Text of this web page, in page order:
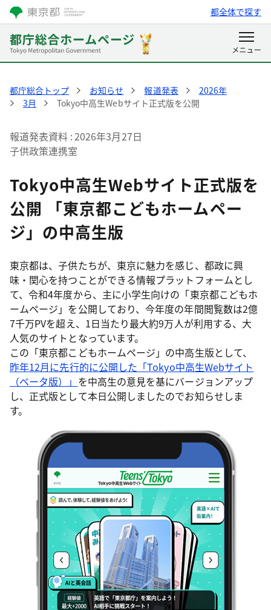
都全体で探す
都庁総合トップ お知らせ 報道発表
2026年
3月
Tokyo中高生Webサイト正式版を公開
報道発表資料 2026年3月27日
子供政策連携室
Tokyo中高生Webサイト正式版を
公開 「東京都こどもホームペー
ジ」の中高生版
東京都は、子供たちが、東京に魅力を感じ、都政に興
味・関心を持つことができる情報プラットフォームとし
て、令和4年度から、主に小学生向けの「東京都こどもホ
ームページ」を公開しており、今年度の年間閲覧数は2億
7千万PVを超え、1日当たり最大約9万人が利用する、大
人気のサイトとなっています。
この「東京都こどもホームページ」の中高生版として、
昨年12月に先行的に公開した「Tokyo中高生Webサイト
（ベータ版）」 を中高生の意見を基にバージョンアップ
し、正式版として本日公開しましたのでお知らせしま
す。